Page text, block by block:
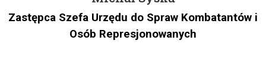
Zastępca Szefa Urzędu do Spraw Kombatantów i
Osób Represjonowanych